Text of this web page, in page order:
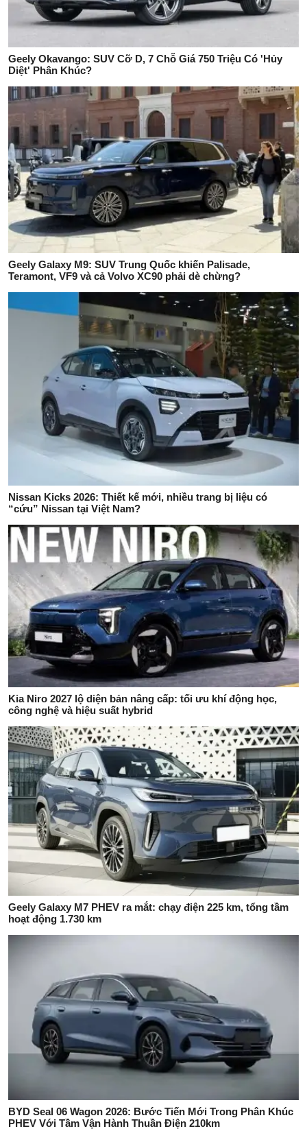
Geely Okavango: SUV Cỡ D, 7 Chỗ Giá 750 Triệu Có 'Hủy
Diệt' Phân Khúc?
Geely Galaxy M9: SUV Trung Quốc khiến Palisade,
Teramont, VF9 và cả Volvo XC90 phải dè chừng?
Nissan Kicks 2026: Thiết kế mới, nhiều trang bị liệu có
“cứu” Nissan tại Việt Nam?
Kia Niro 2027 lộ diện bản nâng cấp: tối ưu khí động học,
công nghệ và hiệu suất hybrid
Geely Galaxy M7 PHEV ra mắt: chạy điện 225 km, tổng tầm
hoạt động 1.730 km
BYD Seal 06 Wagon 2026: Bước Tiến Mới Trong Phân Khúc
PHEV Với Tầm Vận Hành Thuần Điện 210km